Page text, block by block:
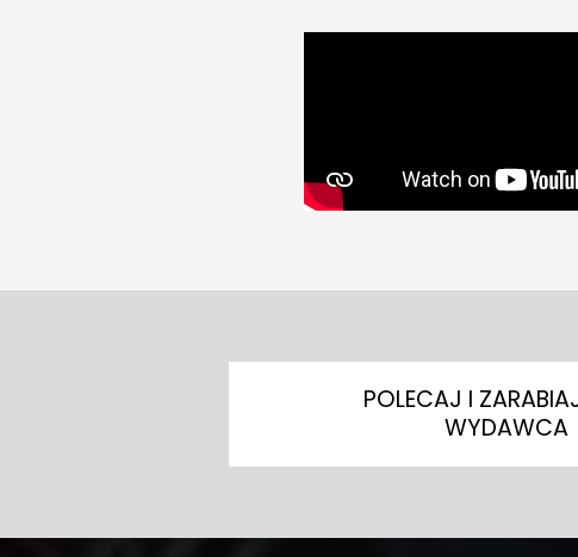
POLECAJ I
WYDAWCA